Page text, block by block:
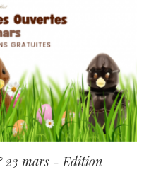
23 mars - Edition